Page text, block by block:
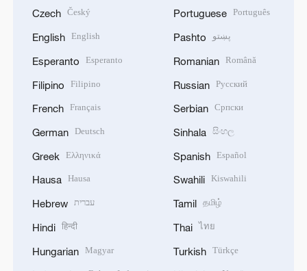
Czech Český
English English
Esperanto Esperanto
Filipino Filipino
French Français
German Deutsch
Greek Ελληνικά
Hausa Hausa
Hebrew עברית
Hindi हिन्दी
Hungarian Magyar
Portuguese Português
Pashto پښتو
Romanian Română
Russian Русский
Serbian Српски
Sinhala සිංහල
Spanish Español
Swahili Kiswahili
Tamil தமிழ்
Thai ไทย
Turkish Türkçe